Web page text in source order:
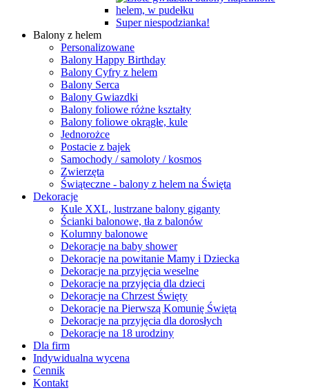
Super niespodzianka!
Balony z helem
Personalizowane
Balony Happy Birthday
Balony Cyfry z helem
Balony Serca
Balony Gwiazdki
Balony foliowe różne kształty
Balony foliowe okrągłe, kule
Jednorożce
Postacie z bajek
Samochody / samoloty / kosmos
Zwierzęta
Świąteczne - balony z helem na Święta
Dekoracje
Kule XXL, lustrzane balony giganty
Ścianki balonowe, tła z balonów
Kolumny balonowe
Dekoracje na baby shower
Dekoracje na powitanie Mamy i Dziecka
Dekoracje na przyjęcia weselne
Dekoracje na przyjęcia dla dzieci
Dekoracje na Chrzest Święty
Dekoracje na Pierwszą Komunię Świętą
Dekoracje na przyjęcia dla dorosłych
Dekoracje na 18 urodziny
Dla firm
Indywidualna wycena
Cennik
Kontakt